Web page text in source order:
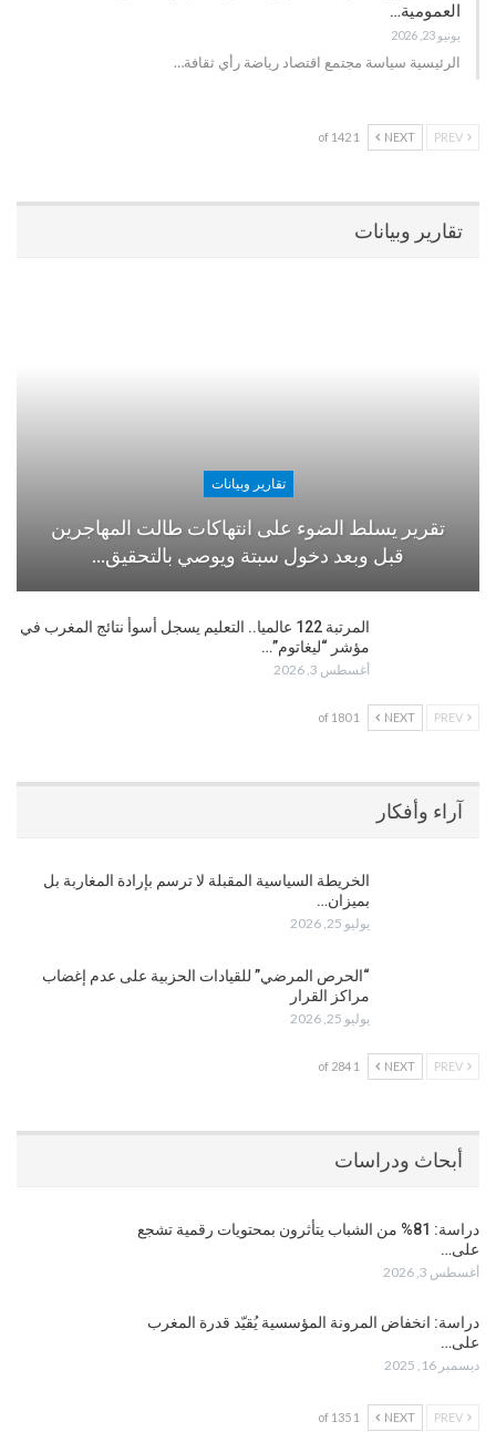
العمومية…
يونيو 23, 2026
الرئيسية سياسة مجتمع اقتصاد رياضة رأي ثقافة…
NEXT
1 of 142
تقارير وبيانات
تقارير وبيانات
تقرير يسلط الضوء على انتهاكات طالت المهاجرين
قبل وبعد دخول سبتة ويوصي بالتحقيق…
المرتبة 122 عالميا.. التعليم يسجل أسوأ نتائج المغرب في
مؤشر “ليغاتوم”…
أغسطس 3, 2026
NEXT
1 of 180
آراء وأفكار
الخريطة السياسية المقبلة لا ترسم بإرادة المغاربة بل
بميزان…
يوليو 25, 2026
“الحرص المرضي” للقيادات الحزبية على عدم إغضاب
مراكز القرار
يوليو 25, 2026
NEXT
1 of 284
أبحاث ودراسات
دراسة: 81% من الشباب يتأثرون بمحتويات رقمية تشجع
على…
أغسطس 3, 2026
دراسة: انخفاض المرونة المؤسسية يُقيّد قدرة المغرب
على…
ديسمبر 16, 2025
NEXT
1 of 135